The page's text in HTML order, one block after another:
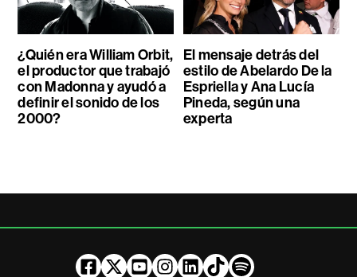
¿Quién era William Orbit,
el productor que trabajó
con Madonna y ayudó a
definir el sonido de los
2000?
El mensaje detrás del
estilo de Abelardo De la
Espriella y Ana Lucía
Pineda, según una
experta